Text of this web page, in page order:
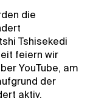
die
Tshisekedi
feiern wir
YouTube, am
der
aktiv.